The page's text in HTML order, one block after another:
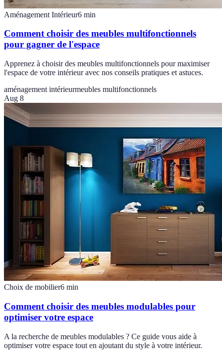
Aménagement Intérieur6 min
Comment choisir des meubles multifonctionnels
pour gagner de l'espace
Apprenez à choisir des meubles multifonctionnels pour maximiser
l'espace de votre intérieur avec nos conseils pratiques et astuces.
aménagement intérieurmeubles multifonctionnels
Aug 8
Choix de mobilier6 min
Comment choisir des meubles modulables pour
optimiser votre espace
A la recherche de meubles modulables ? Ce guide vous aide à
optimiser votre espace tout en ajoutant du style à votre intérieur.